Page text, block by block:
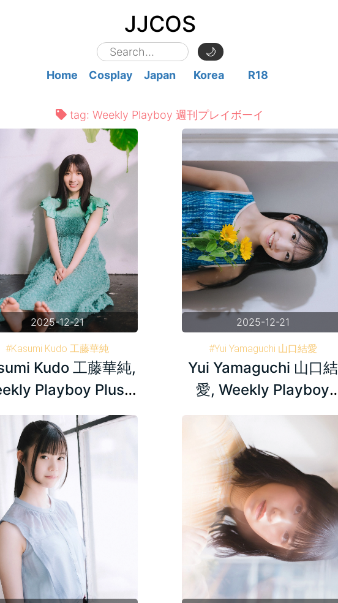
JJCOS
🌙
Home
Cosplay Japan Korea R18
tag: Weekly Playboy 週刊プレイボーイ
2025-12-21
#Kasumi Kudo 工藤華純
Playboy 週刊プレイボーイ
#AKB48
Kudo 工藤華純,
Playboy Plus+
2024.08.22
2025-12-21
#Yui Yamaguchi 山口結愛
#Weekly Playboy 週刊プレイボーイ
#AKB48
Yui Yamaguchi 山口結
愛, Weekly Playboy
Plus+ 2024.08.01